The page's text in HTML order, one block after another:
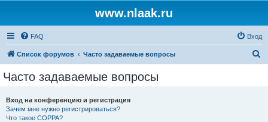
www.nlaak.ru
FAQ Вход
Список форумов Часто задаваемые вопросы
Часто задаваемые вопросы
Вход на конференцию и регистрация
Зачем мне нужно регистрироваться?
Что такое COPPA?